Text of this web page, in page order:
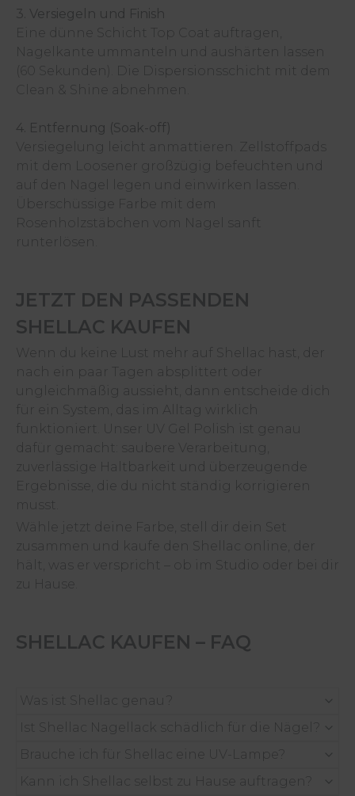
3. Versiegeln und Finish
Eine dünne Schicht Top Coat auftragen,
Nagelkante ummanteln und aushärten lassen
(60 Sekunden). Die Dispersionsschicht mit dem
Clean & Shine abnehmen.
4. Entfernung (Soak-off)
Versiegelung leicht anmattieren. Zellstoffpads
mit dem Loosener großzügig befeuchten und
auf den Nagel legen und einwirken lassen.
Überschüssige Farbe mit dem
Rosenholzstäbchen vom Nagel sanft
runterlösen.
JETZT DEN PASSENDEN
SHELLAC KAUFEN
Wenn du keine Lust mehr auf Shellac hast, der
nach ein paar Tagen absplittert oder
ungleichmäßig aussieht, dann entscheide dich
für ein System, das im Alltag wirklich
funktioniert. Unser UV Gel Polish ist genau
dafür gemacht: saubere Verarbeitung,
zuverlässige Haltbarkeit und überzeugende
Ergebnisse, die du nicht ständig korrigieren
musst.
Wähle jetzt deine Farbe, stell dir dein Set
zusammen und kaufe den Shellac online, der
hält, was er verspricht – ob im Studio oder bei dir
zu Hause.
SHELLAC KAUFEN – FAQ
Was ist Shellac genau?
Ist Shellac Nagellack schädlich für die Nägel?
Brauche ich für Shellac eine UV-Lampe?
Kann ich Shellac selbst zu Hause auftragen?